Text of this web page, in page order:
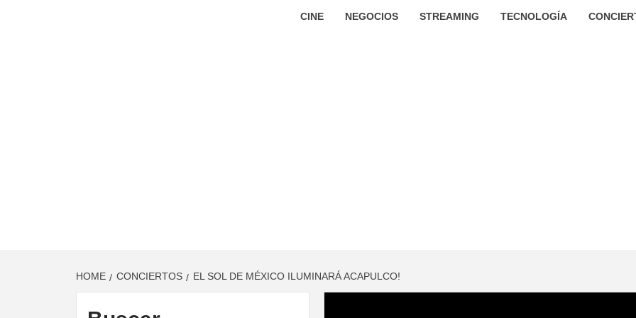
CINE NEGOCIOS STREAMING TECNOLOGÍA
HOME CONCIERTOS EL SOL DE MÉXICO ILUMINARÁ ACAPULCO!